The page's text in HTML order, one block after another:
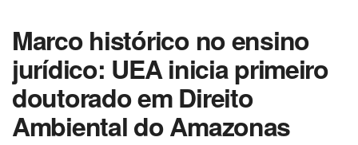
Marco histórico no ensino
jurídico: UEA inicia primeiro
doutorado em Direito
Ambiental do Amazonas